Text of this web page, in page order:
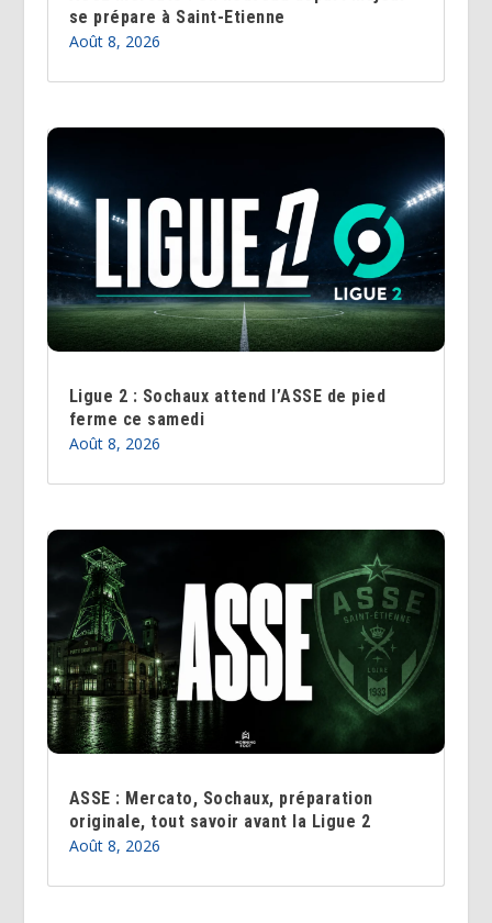
se prépare à Saint-Etienne
Août 8, 2026
Ligue 2 : Sochaux attend l’ASSE de pied
ferme ce samedi
Août 8, 2026
ASSE : Mercato, Sochaux, préparation
originale, tout savoir avant la Ligue 2
Août 8, 2026